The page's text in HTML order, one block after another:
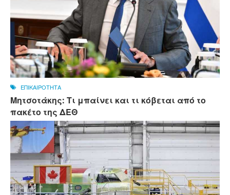
ΕΠΙΚΑΙΡΟΤΗΤΑ
Μητσοτάκης: Τι μπαίνει και τι κόβεται από το
πακέτο της ΔΕΘ